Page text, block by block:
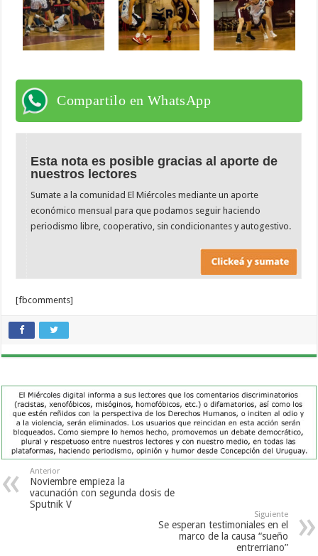
Compartilo en WhatsApp
Esta nota es posible gracias al aporte de
nuestros lectores
Sumate a la comunidad El Miércoles mediante un aporte
económico mensual para que podamos seguir haciendo
periodismo libre, cooperativo, sin condicionantes y autogestivo.
[fbcomments]
Anterior
Noviembre empieza la
vacunación con segunda dosis de
Sputnik V
Siguiente
Se esperan testimoniales en el
marco de la causa “sueño
entrerriano”